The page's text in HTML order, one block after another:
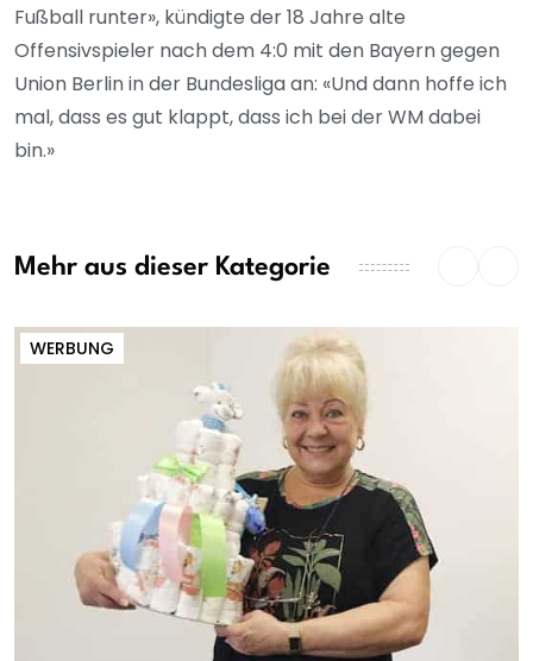
Fußball runter», kündigte der 18 Jahre alte
Offensivspieler nach dem 4:0 mit den Bayern gegen
Union Berlin in der Bundesliga an: «Und dann hoffe ich
mal, dass es gut klappt, dass ich bei der WM dabei
bin.»
Mehr aus dieser Kategorie
WERBUNG